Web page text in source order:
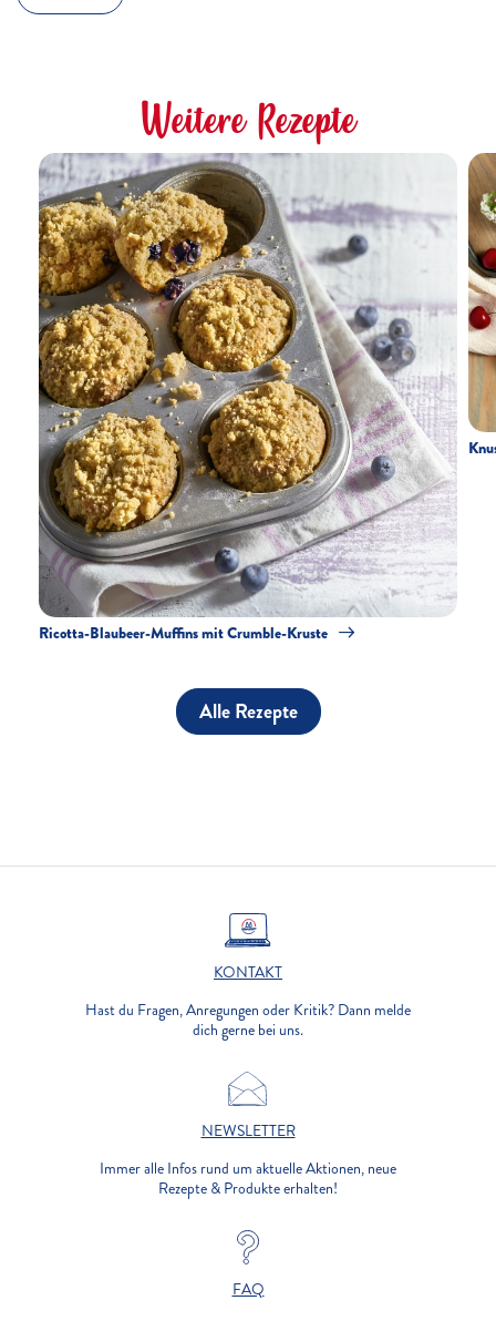
Weitere Rezepte
Ricotta-Blaubeer-Muffins mit Crumble-Kruste
Alle Rezepte
KONTAKT
Hast du Fragen, Anregungen oder Kritik? Dann melde
dich gerne bei uns.
NEWSLETTER
Immer alle Infos rund um aktuelle Aktionen, neue
Rezepte & Produkte erhalten!
FAQ